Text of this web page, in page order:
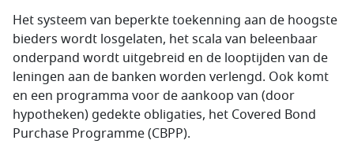
Het systeem van beperkte toekenning aan de hoogste
bieders wordt losgelaten, het scala van beleenbaar
onderpand wordt uitgebreid en de looptijden van de
leningen aan de banken worden verlengd. Ook komt
en een programma voor de aankoop van (door
hypotheken) gedekte obligaties, het Covered Bond
Purchase Programme (CBPP).